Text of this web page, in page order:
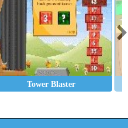
Tower Blaster